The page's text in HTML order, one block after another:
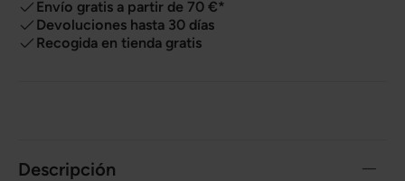
Envío gratis a partir de 70 €*
Devoluciones hasta 30 días
Recogida en tienda gratis
Descripción